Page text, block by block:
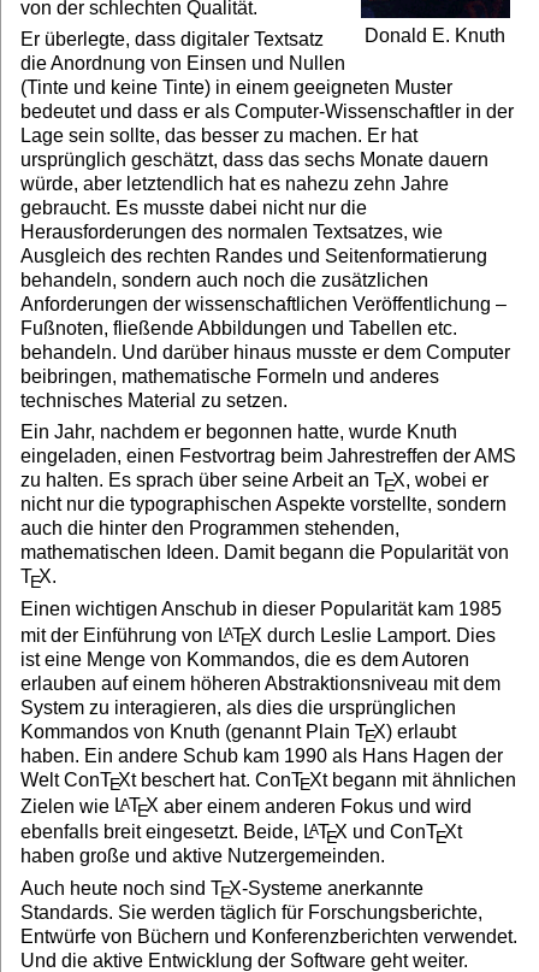
Donald E. Knuth
von der schlechten Qualität.
Er überlegte, dass digitaler Textsatz
die Anordnung von Einsen und Nullen
(Tinte und keine Tinte) in einem geeigneten Muster
bedeutet und dass er als Computer-Wissenschaftler in der
Lage sein sollte, das besser zu machen. Er hat
ursprünglich geschätzt, dass das sechs Monate dauern
würde, aber letztendlich hat es nahezu zehn Jahre
gebraucht. Es musste dabei nicht nur die
Herausforderungen des normalen Textsatzes, wie
Ausgleich des rechten Randes und Seitenformatierung
behandeln, sondern auch noch die zusätzlichen
Anforderungen der wissenschaftlichen Veröffentlichung –
Fußnoten, fließende Abbildungen und Tabellen etc.
behandeln. Und darüber hinaus musste er dem Computer
beibringen, mathematische Formeln und anderes
technisches Material zu setzen.
Ein Jahr, nachdem er begonnen hatte, wurde Knuth
eingeladen, einen Festvortrag beim Jahrestreffen der AMS
zu halten. Es sprach über seine Arbeit anTEX, wobei er
nicht nur die typographischen Aspekte vorstellte, sondern
auch die hinter den Programmen stehenden,
mathematischen Ideen. Damit begann die Popularität von
TEX.
Einen wichtigen Anschub in dieser Popularität kam 1985
mit der Einführung von LATEX durch Leslie Lamport. Dies
ist eine Menge von Kommandos, die es dem Autoren
erlauben auf einem höheren Abstraktionsniveau mit dem
System zu interagieren, als dies die ursprünglichen
Kommandos von Knuth (genannt PlainTEX) erlaubt
haben. Ein andere Schub kam 1990 als Hans Hagen der
Welt ConTEXt beschert hat. ConTEXt begann mit ähnlichen
Zielen wie LATEX aber einem anderen Fokus und wird
ebenfalls breit eingesetzt. Beide, LATEX und ConTEXt
haben große und aktive Nutzergemeinden.
Auch heute noch sindTEX-Systeme anerkannte
Standards. Sie werden täglich für Forschungsberichte,
Entwürfe von Büchern und Konferenzberichten verwendet.
Und die aktive Entwicklung der Software geht weiter.